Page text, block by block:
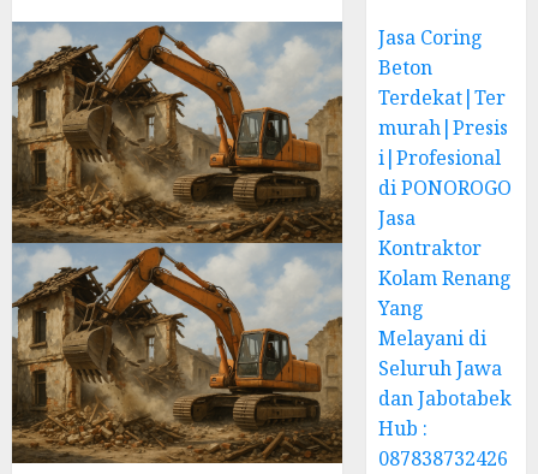
Jasa Coring
Beton
Terdekat|Ter
murah|Presis
i|Profesional
di PONOROGO
Jasa
Kontraktor
Kolam Renang
Yang
Melayani di
Seluruh Jawa
dan Jabotabek
Hub :
087838732426